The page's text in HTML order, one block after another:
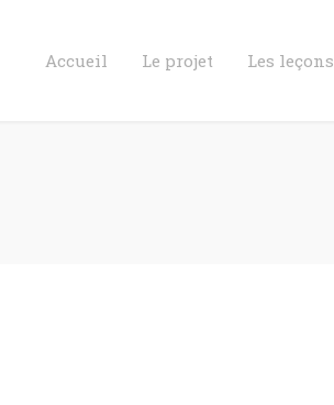
Accueil Le projet Les leçons